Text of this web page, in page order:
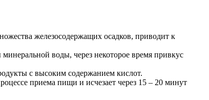
железосодержащих осадков, приводит к
воды, через некоторое время привкус
с высоким содержанием кислот.
приема пищи и исчезает через 15 – 20 минут